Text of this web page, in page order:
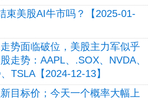
束美股AI牛市吗？【2025-01-
势面临破位，美股主力军似乎
走势：AAPL、.SOX、NVDA、
TSLA【2024-12-13】
目标价；今天一个概率大幅上